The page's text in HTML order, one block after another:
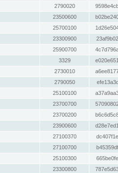
2790020
23500600
25700100
23300900
25900700
3329
2730010
2790050
25100100
23700700
23700200
23900600
27100370
27100700
25100300
23300800